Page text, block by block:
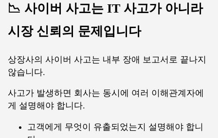
📉 사이버 사고는 IT 사고가 아니라
시장 신뢰의 문제입니다
상장사의 사이버 사고는 내부 장애 보고서로 끝나지
않습니다.
사고가 발생하면 회사는 동시에 여러 이해관계자에
게 설명해야 합니다.
고객에게 무엇이 유출되었는지 설명해야 합니